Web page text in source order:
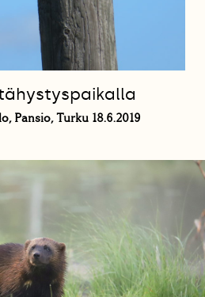
Pansio, Turku 18.6.2019